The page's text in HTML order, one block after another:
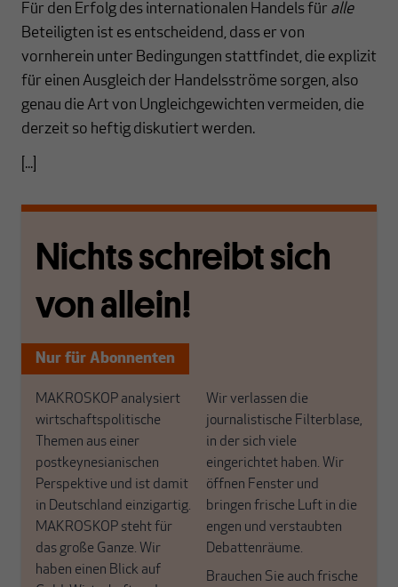
Für den Erfolg des internationalen Handels für alle
Beteiligten ist es entscheidend, dass er von
vornherein unter Bedingungen stattfindet, die explizit
für einen Ausgleich der Handelsströme sorgen, also
genau die Art von Ungleichgewichten vermeiden, die
derzeit so heftig diskutiert werden.
[...]
Nichts schreibt sich
von allein!
Nur für Abonnenten
MAKROSKOP analysiert
wirtschaftspolitische
Themen aus einer
postkeynesianischen
Perspektive und ist damit
in Deutschland einzigartig.
MAKROSKOP steht für
das große Ganze. Wir
haben einen Blick auf
Wir verlassen die
journalistische Filterblase,
in der sich viele
eingerichtet haben. Wir
öffnen Fenster und
bringen frische Luft in die
engen und verstaubten
Debattenräume.
Brauchen Sie auch frische